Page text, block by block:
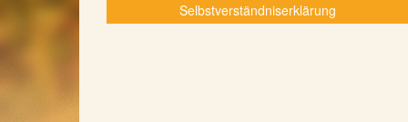
Selbstverständniserklärung